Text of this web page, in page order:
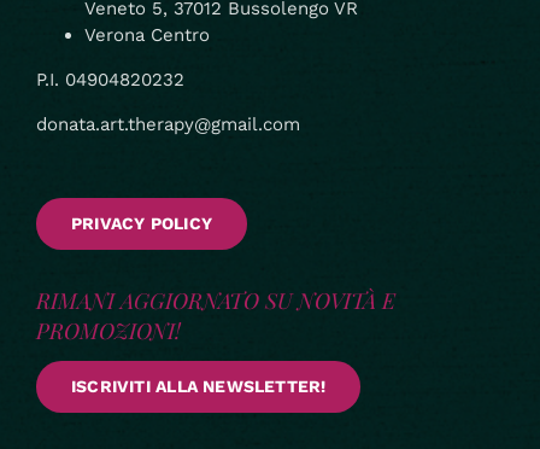
Veneto 5, 37012 Bussolengo VR
Verona Centro
P.I. 04904820232
donata.art.therapy@gmail.com
PRIVACY POLICY
RIMANI AGGIORNATO SU NOVITÀ E
PROMOZIONI!
ISCRIVITI ALLA NEWSLETTER!